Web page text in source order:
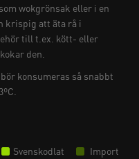
wokgrönsak eller i en
krispig att äta rå i
till t.ex. kött- eller
den.
konsumeras så snabbt
Svenskodlat Import